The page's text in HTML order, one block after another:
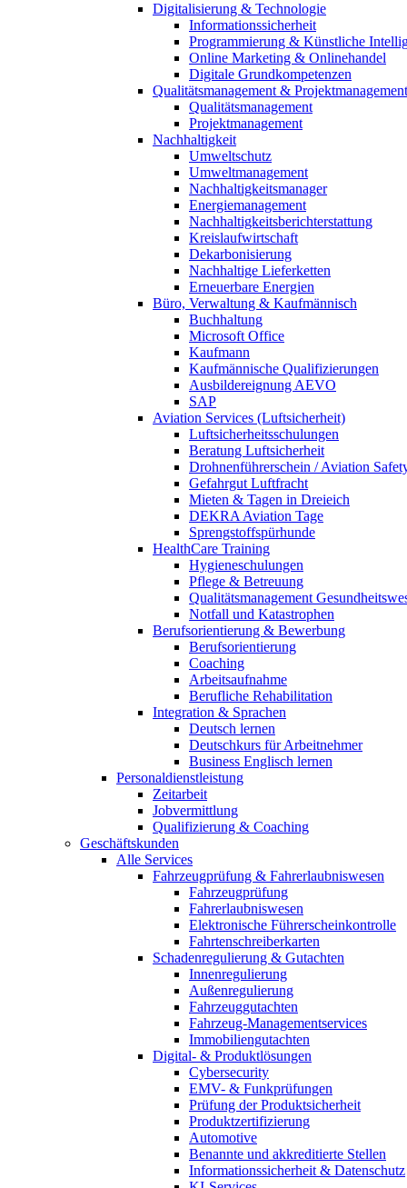
Digitalisierung & Technologie
Informationssicherheit
Programmierung & Künstliche
Online Marketing & Onlinehandel
Digitale Grundkompetenzen
Qualitätsmanagement & Projektmanagement
Qualitätsmanagement
Projektmanagement
Nachhaltigkeit
Umweltschutz
Umweltmanagement
Nachhaltigkeitsmanager
Energiemanagement
Nachhaltigkeitsberichterstattung
Kreislaufwirtschaft
Dekarbonisierung
Nachhaltige Lieferketten
Erneuerbare Energien
Büro, Verwaltung & Kaufmännisch
Buchhaltung
Microsoft Office
Kaufmann
Kaufmännische Qualifizierungen
Ausbildereignung AEVO
SAP
Aviation Services (Luftsicherheit)
Luftsicherheitsschulungen
Beratung Luftsicherheit
Drohnenführerschein / Aviation
Gefahrgut Luftfracht
Mieten & Tagen in Dreieich
DEKRA Aviation Tage
Sprengstoffspürhunde
HealthCare Training
Hygieneschulungen
Pflege & Betreuung
Qualitätsmanagement
Notfall und Katastrophen
Berufsorientierung & Bewerbung
Berufsorientierung
Coaching
Arbeitsaufnahme
Berufliche Rehabilitation
Integration & Sprachen
Deutsch lernen
Deutschkurs für Arbeitnehmer
Business Englisch lernen
Personaldienstleistung
Zeitarbeit
Jobvermittlung
Qualifizierung & Coaching
Geschäftskunden
Alle Services
Fahrzeugprüfung & Fahrerlaubniswesen
Fahrzeugprüfung
Fahrerlaubniswesen
Elektronische Führerscheinkontrolle
Fahrtenschreiberkarten
Schadenregulierung & Gutachten
Innenregulierung
Außenregulierung
Fahrzeuggutachten
Fahrzeug-Managementservices
Immobiliengutachten
Digital- & Produktlösungen
Cybersecurity
EMV- & Funkprüfungen
Prüfung der Produktsicherheit
Produktzertifizierung
Automotive
Benannte und akkreditierte Stellen
Informationssicherheit & Datenschutz